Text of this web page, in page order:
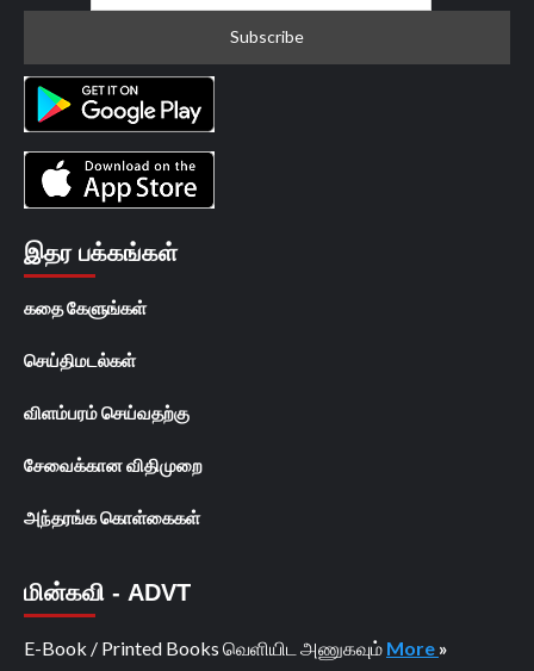
இதர பக்கங்கள்
கதை கேளுங்கள்
செய்திமடல்கள்
விளம்பரம் செய்வதற்கு
சேவைக்கான விதிமுறை
அந்தரங்க கொள்கைகள்
மின்கவி - ADVT
E-Book / Printed Books வெளியிட அணுகவும் More »